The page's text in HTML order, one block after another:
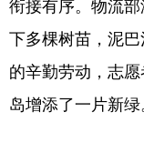
衔接有序。物流
下多棵树苗，泥
的辛勤劳动，志
岛增添了一片新绿